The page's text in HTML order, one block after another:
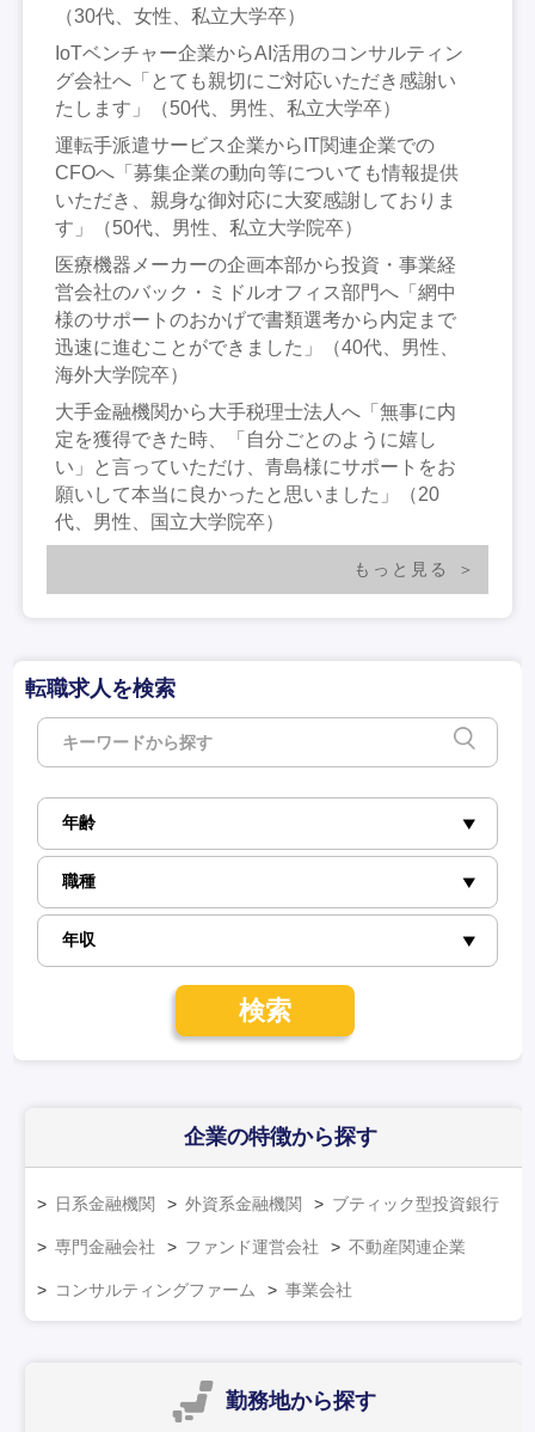
（30代、女性、私立大学卒）
IoTベンチャー企業からAI活用のコンサルティン
グ会社へ「とても親切にご対応いただき感謝い
たします」（50代、男性、私立大学卒）
運転手派遣サービス企業からIT関連企業での
CFOへ「募集企業の動向等についても情報提供
いただき、親身な御対応に大変感謝しておりま
す」（50代、男性、私立大学院卒）
医療機器メーカーの企画本部から投資・事業経
営会社のバック・ミドルオフィス部門へ「網中
様のサポートのおかげで書類選考から内定まで
迅速に進むことができました」（40代、男性、
海外大学院卒）
大手金融機関から大手税理士法人へ「無事に内
定を獲得できた時、「自分ごとのように嬉し
い」と言っていただけ、青島様にサポートをお
願いして本当に良かったと思いました」（20
代、男性、国立大学院卒）
もっと見る
転職求人を検索
検索
企業の特徴から探す
日系金融機関 外資系金融機関 ブティック型投資銀行
専門金融会社 ファンド運営会社 不動産関連企業
コンサルティングファーム 事業会社
勤務地から探す